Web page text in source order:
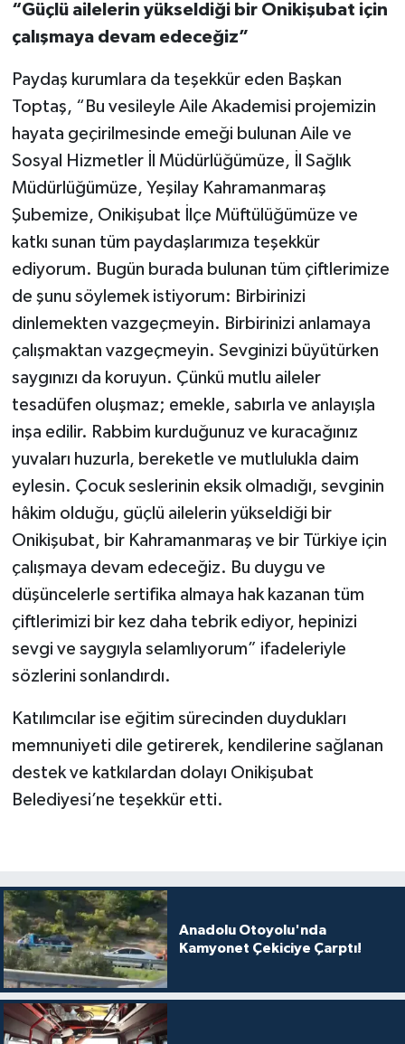
“Güçlü ailelerin yükseldiği bir Onikişubat için
çalışmaya devam edeceğiz”
Paydaş kurumlara da teşekkür eden Başkan
Toptaş, “Bu vesileyle Aile Akademisi projemizin
hayata geçirilmesinde emeği bulunan Aile ve
Sosyal Hizmetler İl Müdürlüğümüze, İl Sağlık
Müdürlüğümüze, Yeşilay Kahramanmaraş
Şubemize, Onikişubat İlçe Müftülüğümüze ve
katkı sunan tüm paydaşlarımıza teşekkür
ediyorum. Bugün burada bulunan tüm çiftlerimize
de şunu söylemek istiyorum: Birbirinizi
dinlemekten vazgeçmeyin. Birbirinizi anlamaya
çalışmaktan vazgeçmeyin. Sevginizi büyütürken
saygınızı da koruyun. Çünkü mutlu aileler
tesadüfen oluşmaz; emekle, sabırla ve anlayışla
inşa edilir. Rabbim kurduğunuz ve kuracağınız
yuvaları huzurla, bereketle ve mutlulukla daim
eylesin. Çocuk seslerinin eksik olmadığı, sevginin
hâkim olduğu, güçlü ailelerin yükseldiği bir
Onikişubat, bir Kahramanmaraş ve bir Türkiye için
çalışmaya devam edeceğiz. Bu duygu ve
düşüncelerle sertifika almaya hak kazanan tüm
çiftlerimizi bir kez daha tebrik ediyor, hepinizi
sevgi ve saygıyla selamlıyorum” ifadeleriyle
sözlerini sonlandırdı.
Katılımcılar ise eğitim sürecinden duydukları
memnuniyeti dile getirerek, kendilerine sağlanan
destek ve katkılardan dolayı Onikişubat
Belediyesi’ne teşekkür etti.
Anadolu Otoyolu'nda
Kamyonet Çekiciye Çarptı!